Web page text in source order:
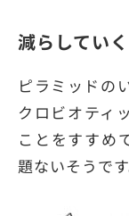
減らしてい
ピラミッドの
クロビオティ
ことをすすめ
題ないそうです